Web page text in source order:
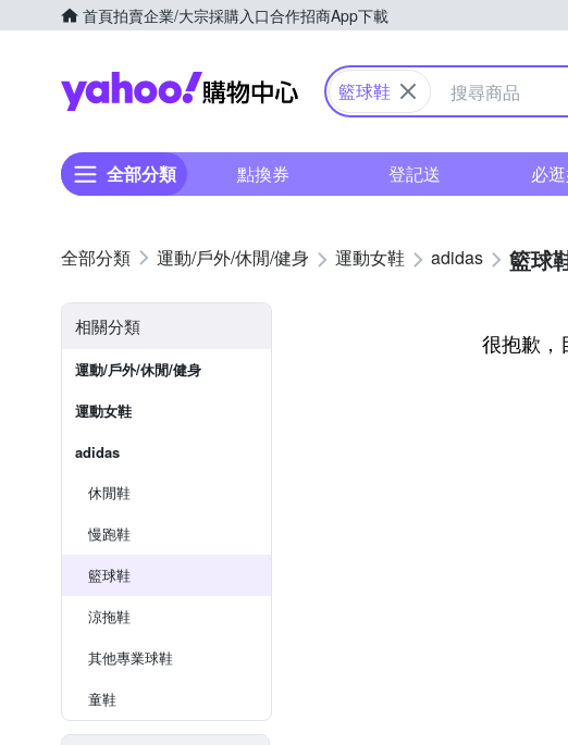
首頁拍賣企業/大宗採購入口合作招商App下載
Yahoo購物中心
籃球鞋
全部分類 點換券 登記送 必
運動/戶外/休閒/健身 運動女鞋 adidas 籃球
相關分類
運動/戶外/休閒/健身
運動女鞋
adidas
休閒鞋
慢跑鞋
籃球鞋
涼拖鞋
其他專業球鞋
童鞋
很抱歉，